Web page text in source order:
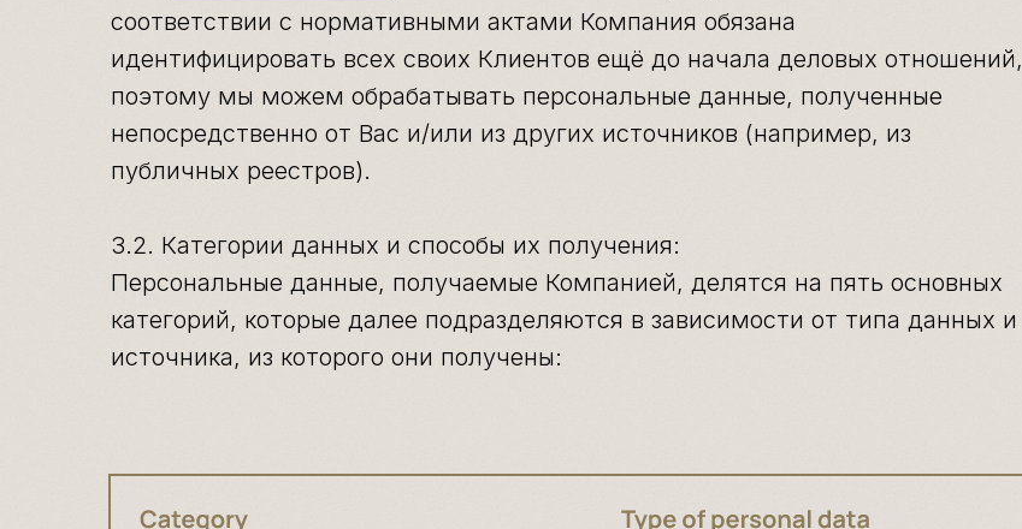
соответствии с нормативными актами Компания обязана
идентифицировать всех своих Клиентов ещё до начала деловых отношений,
поэтому мы можем обрабатывать персональные данные, полученные
непосредственно от Вас и/или из других источников (например, из
публичных реестров).
3.2. Категории данных и способы их получения:
Персональные данные, получаемые Компанией, делятся на пять основных
категорий, которые далее подразделяются в зависимости от типа данных и
источника, из которого они получены: